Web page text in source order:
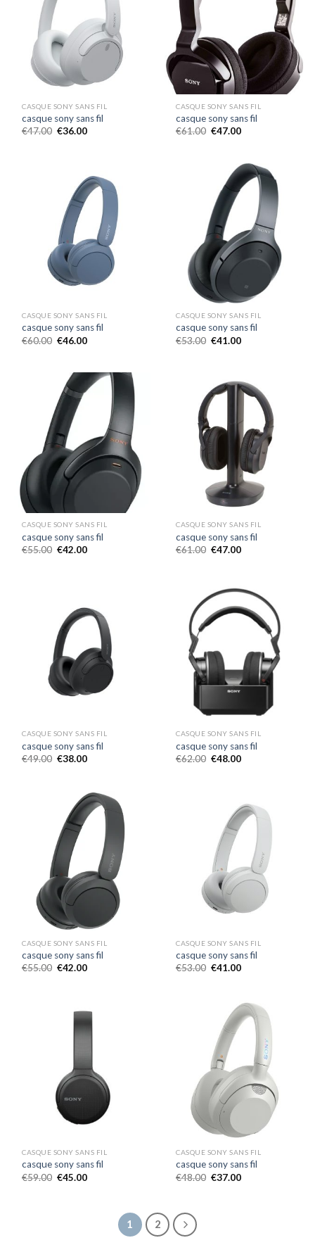
CASQUE SONY SANS FIL
casque sony sans fil
€47.00 €36.00
CASQUE SONY SANS FIL
casque sony sans fil
€61.00 €47.00
CASQUE SONY SANS FIL
casque sony sans fil
€60.00 €46.00
CASQUE SONY SANS FIL
casque sony sans fil
€53.00 €41.00
CASQUE SONY SANS FIL
casque sony sans fil
€55.00 €42.00
CASQUE SONY SANS FIL
casque sony sans fil
€61.00 €47.00
CASQUE SONY SANS FIL
casque sony sans fil
€49.00 €38.00
CASQUE SONY SANS FIL
casque sony sans fil
€62.00 €48.00
CASQUE SONY SANS FIL
casque sony sans fil
€55.00 €42.00
CASQUE SONY SANS FIL
casque sony sans fil
€53.00 €41.00
CASQUE SONY SANS FIL
casque sony sans fil
€59.00 €45.00
CASQUE SONY SANS FIL
casque sony sans fil
€48.00 €37.00
1 2